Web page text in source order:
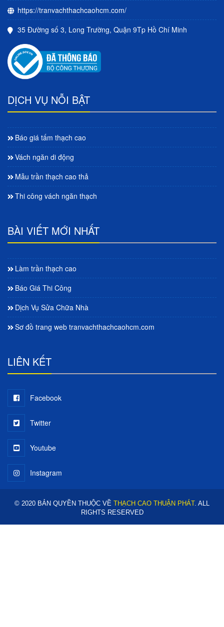
https://tranvachthachcaohcm.com/
35 Đường số 3, Long Trường, Quận 9Tp Hồ Chí Minh
DỊCH VỤ NỖI BẬT
Báo giá tấm thạch cao
Vách ngăn di động
Mẫu trần thạch cao thả
Thi công vách ngăn thạch
BÀI VIẾT MỚI NHẤT
Làm trần thạch cao
Báo Giá Thi Công
Dịch Vụ Sửa Chữa Nhà
Sơ đồ trang web tranvachthachcaohcm.com
LIÊN KẾT
Facebook
Twitter
Youtube
Instagram
© 2020 BẢN QUYỀN THUỘC VỀ THẠCH CAO THUẬN PHÁT. ALL
RIGHTS RESERVED